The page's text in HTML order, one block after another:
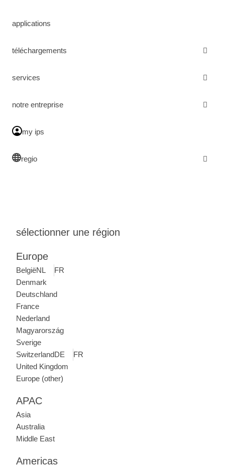
applications
téléchargements
services
notre entreprise
my ips
regio
sélectionner une région
Europe
BelgiëNL
FR
Denmark
Deutschland
France
Nederland
Magyarország
Sverige
SwitzerlandDE
FR
United Kingdom
Europe (other)
APAC
Asia
Australia
Middle East
Americas